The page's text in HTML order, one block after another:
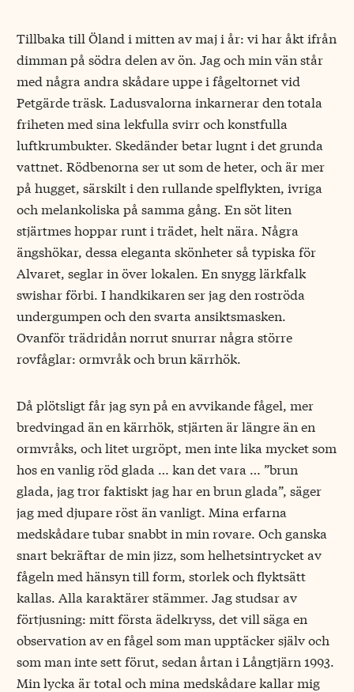
Tillbaka till Öland i mitten av maj i år: vi har åkt ifrån
dimman på södra delen av ön. Jag och min vän står
med några andra skådare uppe i fågeltornet vid
Petgärde träsk. Ladusvalorna inkarnerar den totala
friheten med sina lekfulla svirr och konstfulla
luftkrumbukter. Skedänder betar lugnt i det grunda
vattnet. Rödbenorna ser ut som de heter, och är mer
på hugget, särskilt i den rullande spelflykten, ivriga
och melankoliska på samma gång. En söt liten
stjärtmes hoppar runt i trädet, helt nära. Några
ängshökar, dessa eleganta skönheter så typiska för
Alvaret, seglar in över lokalen. En snygg lärkfalk
swishar förbi. I handkikaren ser jag den roströda
undergumpen och den svarta ansiktsmasken.
Ovanför trädridån norrut snurrar några större
rovfåglar: ormvråk och brun kärrhök.
Då plötsligt får jag syn på en avvikande fågel, mer
bredvingad än en kärrhök, stjärten är längre än en
ormvråks, och litet urgröpt, men inte lika mycket som
hos en vanlig röd glada … kan det vara … ”brun
glada, jag tror faktiskt jag har en brun glada”, säger
jag med djupare röst än vanligt. Mina erfarna
medskådare tubar snabbt in min rovare. Och ganska
snart bekräftar de min jizz, som helhetsintrycket av
fågeln med hänsyn till form, storlek och flyktsätt
kallas. Alla karaktärer stämmer. Jag studsar av
förtjusning: mitt första ädelkryss, det vill säga en
observation av en fågel som man upptäcker själv och
som man inte sett förut, sedan årtan i Långtjärn 1993.
Min lycka är total och mina medskådare kallar mig